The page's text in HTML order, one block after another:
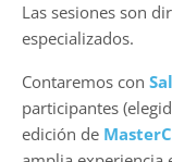
Las sesiones son
especializados.
Contaremos con
participantes
edición de